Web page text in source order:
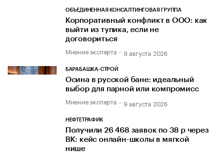
ОБЪЕДИНЕННАЯ КОНСАЛТИНГОВАЯ ГРУППА
Корпоративный конфликт в ООО: как
выйти из тупика, если не
договориться
Мнение эксперта 9 августа 2026
БАРАБАШКА-СТРОЙ
Осина в русской бане: идеальный
выбор для парной или компромисс
Мнение эксперта 9 августа 2026
НЕФТЕТРАФИК
Получили 26 468 заявок по 38 р через
ВК: кейс онлайн-школы в мягкой
нише